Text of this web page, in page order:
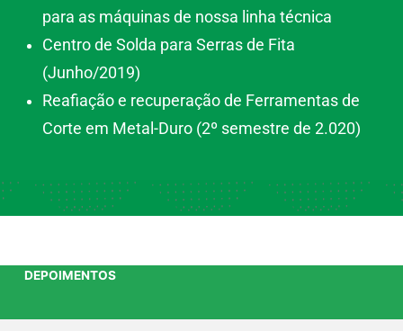
para as máquinas de nossa linha técnica
Centro de Solda para Serras de Fita
(Junho/2019)
Reafiação e recuperação de Ferramentas de
Corte em Metal-Duro (2º semestre de 2.020)
DEPOIMENTOS